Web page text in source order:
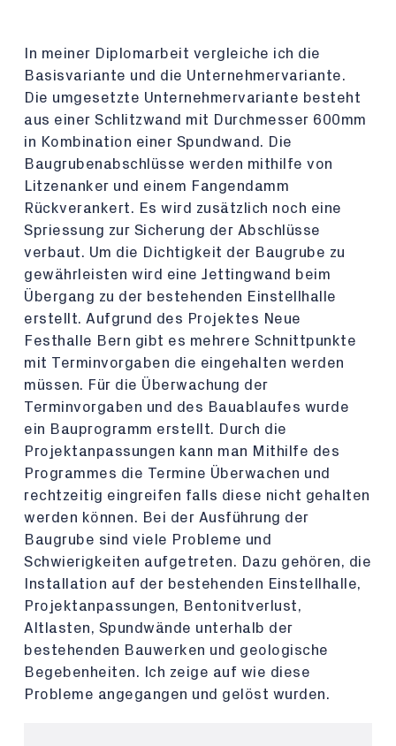
In meiner Diplomarbeit vergleiche ich die
Basisvariante und die Unternehmervariante.
Die umgesetzte Unternehmervariante besteht
aus einer Schlitzwand mit Durchmesser 600mm
in Kombination einer Spundwand. Die
Baugrubenabschlüsse werden mithilfe von
Litzenanker und einem Fangendamm
Rückverankert. Es wird zusätzlich noch eine
Spriessung zur Sicherung der Abschlüsse
verbaut. Um die Dichtigkeit der Baugrube zu
gewährleisten wird eine Jettingwand beim
Übergang zu der bestehenden Einstellhalle
erstellt. Aufgrund des Projektes Neue
Festhalle Bern gibt es mehrere Schnittpunkte
mit Terminvorgaben die eingehalten werden
müssen. Für die Überwachung der
Terminvorgaben und des Bauablaufes wurde
ein Bauprogramm erstellt. Durch die
Projektanpassungen kann man Mithilfe des
Programmes die Termine Überwachen und
rechtzeitig eingreifen falls diese nicht gehalten
werden können. Bei der Ausführung der
Baugrube sind viele Probleme und
Schwierigkeiten aufgetreten. Dazu gehören, die
Installation auf der bestehenden Einstellhalle,
Projektanpassungen, Bentonitverlust,
Altlasten, Spundwände unterhalb der
bestehenden Bauwerken und geologische
Begebenheiten. Ich zeige auf wie diese
Probleme angegangen und gelöst wurden.